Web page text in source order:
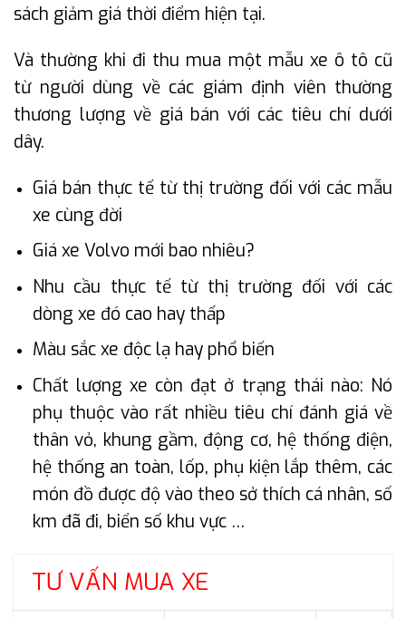
sách giảm giá thời điểm hiện tại.
Và thường khi đi thu mua một mẫu xe ô tô cũ
từ người dùng về các giám định viên thường
thương lượng về giá bán với các tiêu chí dưới
dây.
Giá bán thực tế từ thị trường đối với các mẫu
xe cùng đời
Giá xe Volvo mới bao nhiêu?
Nhu cầu thực tế từ thị trường đối với các
dòng xe đó cao hay thấp
Màu sắc xe độc lạ hay phổ biến
Chất lượng xe còn đạt ở trạng thái nào: Nó
phụ thuộc vào rất nhiều tiêu chí đánh giá về
thân vỏ, khung gầm, động cơ, hệ thống điện,
hệ thống an toàn, lốp, phụ kiện lắp thêm, các
món đồ được độ vào theo sở thích cá nhân, số
km đã đi, biển số khu vực …
TƯ VẤN MUA XE